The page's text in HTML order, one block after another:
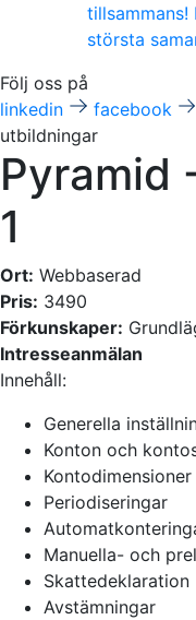
största
Följ oss på
linkedin
facebook
utbildningar
Pyramid
1
Ort: Webbaserad
Pris: 3490
Förkunskaper:
Intresseanmälan
Innehåll:
Generella
Konton och
Kontodimensioner
Periodiseringar
Manuella- och
Skattedeklaration
Avstämningar